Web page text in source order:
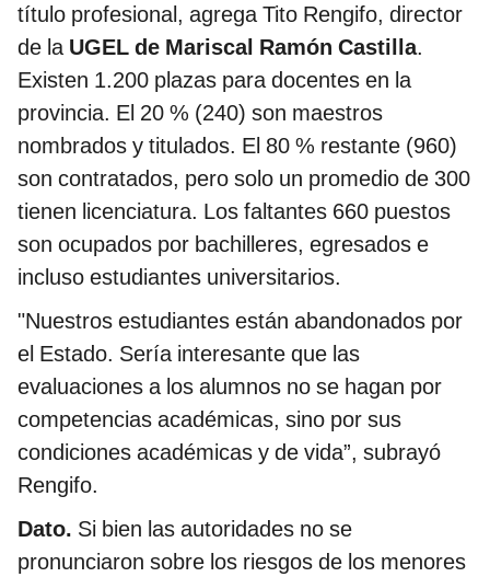
título profesional, agrega Tito Rengifo, director
de la UGEL de Mariscal Ramón Castilla.
Existen 1.200 plazas para docentes en la
provincia. El 20 % (240) son maestros
nombrados y titulados. El 80 % restante (960)
son contratados, pero solo un promedio de 300
tienen licenciatura. Los faltantes 660 puestos
son ocupados por bachilleres, egresados e
incluso estudiantes universitarios.
"Nuestros estudiantes están abandonados por
el Estado. Sería interesante que las
evaluaciones a los alumnos no se hagan por
competencias académicas, sino por sus
condiciones académicas y de vida”, subrayó
Rengifo.
Dato. Si bien las autoridades no se
pronunciaron sobre los riesgos de los menores